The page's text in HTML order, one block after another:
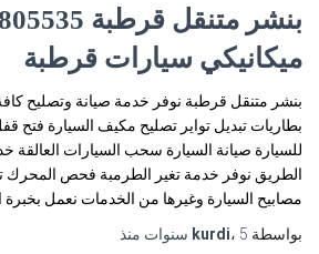
ميكانيكي سيارات قرطبة
بنشر متنقل قرطبة نوفر خدمة صيانة وتصليح
بطاريات تبديل تواير تصليح مكيف السيارة فتح
للسيارة صيانة السيارة سحب السيارات العالقة
الطريق نوفر خدمة تغير الطرمبة فحص المحرك
مصابيح السيارة وغيرها من الخدمات نعمل
بواسطة
kurdi، 5 سنوات منذ